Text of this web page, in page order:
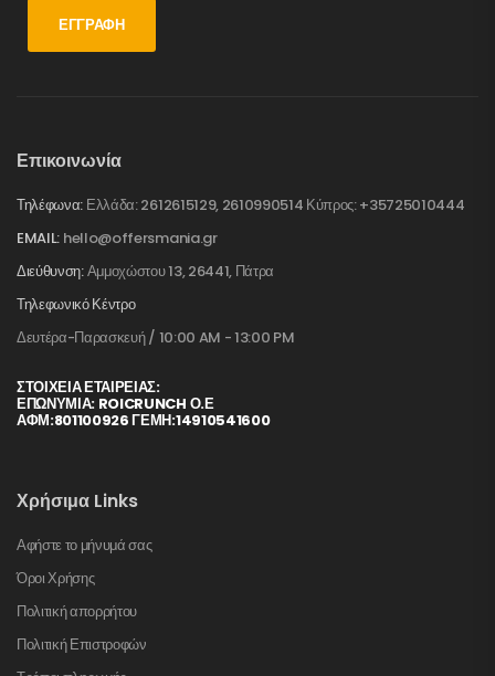
ΕΓΓΡΑΦΉ
Επικοινωνία
Τηλέφωνα: Ελλάδα: 2612615129, 2610990514 Κύπρος: +35725010444
EMAIL: hello@offersmania.gr
Διεύθυνση:Αμμοχώστου 13, 26441, Πάτρα
Τηλεφωνικό Κέντρο
Δευτέρα-Παρασκευή / 10:00 AM - 13:00 PM
ΣΤΟΙΧΕΊΑ ΕΤΑΙΡΕΊΑΣ:
ΕΠΩΝΥΜΙΑ: ROICRUNCH Ο.Ε
ΑΦΜ:801100926 ΓΕΜΗ:14910541600
Χρήσιμα Links
Αφήστε το μήνυμά σας
Όροι Χρήσης
Πολιτική απορρήτου
Πολιτική Επιστροφών